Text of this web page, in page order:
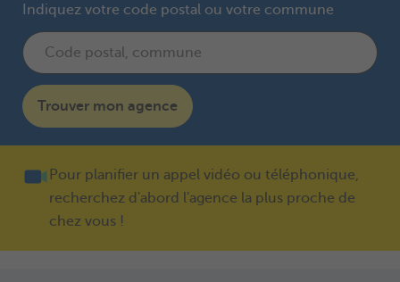
Indiquez votre code postal ou votre commune
Trouver mon agence
Pour planifier un appel vidéo ou téléphonique,
recherchez d'abord l'agence la plus proche de
chez vous !